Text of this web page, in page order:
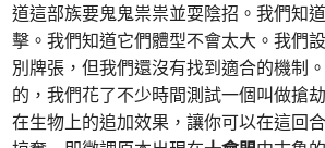
道這部族要鬼鬼祟祟並耍陰招。我們知
擊。我們知道它們體型不會太大。我們
別牌張，但我們還沒有找到適合的機制
的，我們花了不少時間測試一個叫做搶
在生物上的追加效果，讓你可以在這回